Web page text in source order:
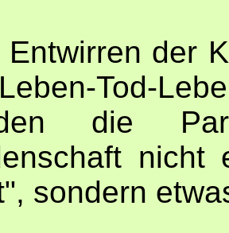
Entwirren der
Tod-
die
sondern